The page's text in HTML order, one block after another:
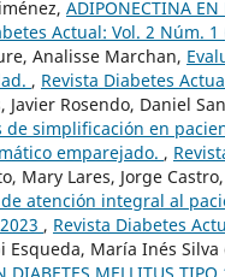
ADIPONECTINA EN
Actual: Vol. 2 Núm. 1
Analisse Marchan,
, Revista Diabetes
Javier Rosendo, Daniel
de simplificación en
emparejado. ,
Mary Lares, Jorge
atención integral al
, Revista Diabetes
María Inés Silva